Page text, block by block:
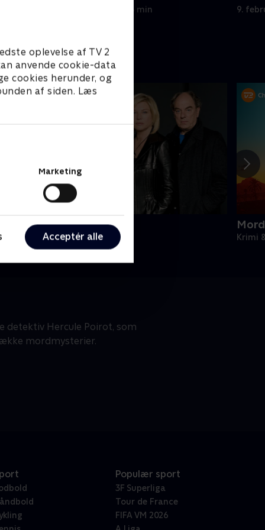
oplevelse af TV 2
anvende cookie-data
cookies herunder, og
af siden. Læs
Marketing
Acceptér alle
9. februar 2026 • 93 min 9.
Fornyet mistanke
& Spænding • 2 sæsoner Krimi
detektiv Hercule Poirot, som
mordmysterier.
Populær sport
3F Superliga
Tour de France
FIFA VM 2026